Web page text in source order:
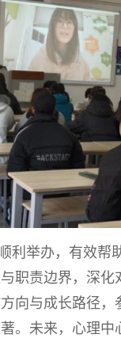
利举办，有效帮
职责边界，深化
向与成长路径，
。未来，心理中